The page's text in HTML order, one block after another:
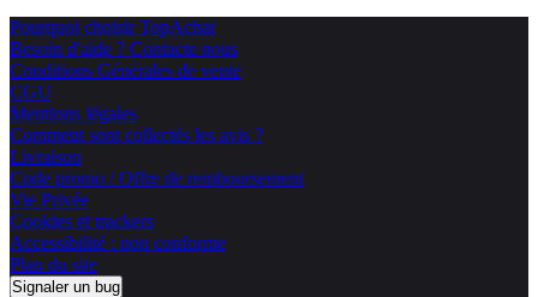
Pourquoi choisir TopAchat
Besoin d'aide ? Contacte nous
Conditions Générales de vente
CGU
Mentions légales
Comment sont collectés les avis ?
Livraison
Code promo / Offre de remboursement
Vie Privée
Cookies et trackers
Accessibilité : non conforme
Plan du site
Signaler un bug